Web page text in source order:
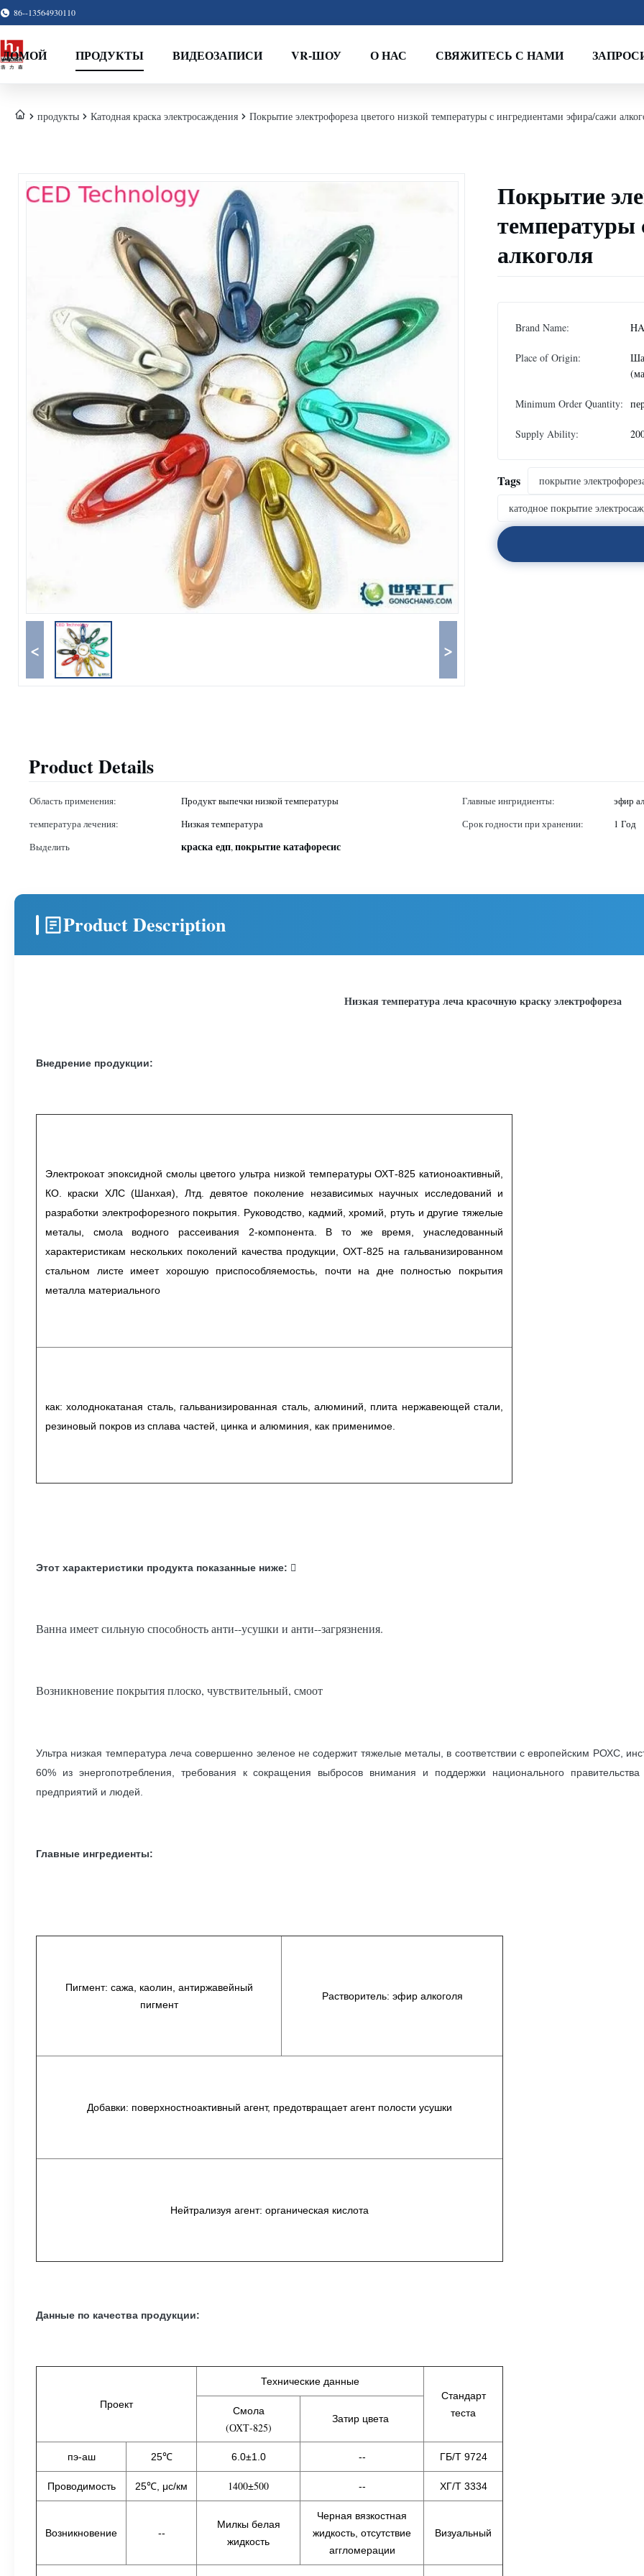
86--13564930110
ДОМОЙ ПРОДУКТЫ ВИДЕОЗАПИСИ VR-ШОУ О НАС СВЯЖИТЕСЬ С НАМИ
продукты Катодная краска электросаждения Покрытие электрофореза цветого низкой температуры с ингредиентами эфира/сажи
< >
Покрытие
температуры
алкоголя
Brand Name:
Place of Origin:
Minimum Order Quantity:
Supply Ability:
Tags покрытие
катодное покрытие
Product Details
Область применения: Продукт выпечки низкой температуры Главные ингридиенты:
эфир
температура лечения:
Низкая температура Срок годности при хранении:
1 Год
Выделить
краска едп,покрытие катафоресис
Product Description
Низкая температура леча красочную краску электрофореза
Внедрение продукции:
Электрокоат эпоксидной смолы цветого ультра низкой температуры ОХТ-825 катионоактивный,
КО. краски ХЛС (Шанхая), Лтд. девятое поколение независимых научных исследований и
разработки электрофорезного покрытия. Руководство, кадмий, хромий, ртуть и другие тяжелые
металы, смола водного рассеивания 2-компонента. В то же время, унаследованный
характеристикам нескольких поколений качества продукции, ОХТ-825 на гальванизированном
стальном листе имеет хорошую приспособляемостьь, почти на дне полностью покрытия
металла материального
как: холоднокатаная сталь, гальванизированная сталь, алюминий, плита нержавеющей стали,
резиновый покров из сплава частей, цинка и алюминия, как применимое.
Этот характеристики продукта показанные ниже: 
Ванна имеет сильную способность анти--усушки и анти--загрязнения.
Возникновение покрытия плоско, чувствительный, смоот
Ультра низкая температура леча совершенно зеленое не содержит тяжелые металы, в соответствии с европейским РОХС,
60% из энергопотребления, требования к сокращения выбросов внимания и поддержки национального
предприятий и людей.
Главные ингредиенты:
Пигмент: сажа, каолин, антиржавейный
пигмент
Растворитель: эфир алкоголя
Добавки: поверхностноактивный агент, предотвращает агент полости усушки
Нейтрализуя агент: органическая кислота
Данные по качества продукции:
Проект
Технические данные
Стандарт
теста
Смола
(ОХТ-825)
Затир цвета
пэ-аш 25℃ 6.0±1.0 -- ГБ/Т 9724
Проводимость 25℃, μс/км 1400±500 -- ХГ/Т 3334
Возникновение --
Милкы белая
жидкость
Черная вязкостная
жидкость, отсутствие
аггломерации
Визуальный